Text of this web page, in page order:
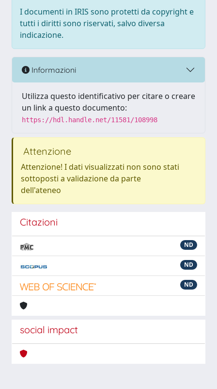
I documenti in IRIS sono protetti da copyright e
tutti i diritti sono riservati, salvo diversa
indicazione.
Informazioni
Utilizza questo identificativo per citare o creare
un link a questo documento:
https://hdl.handle.net/11581/108998
Attenzione
Attenzione! I dati visualizzati non sono stati
sottoposti a validazione da parte
dell'ateneo
Citazioni
ND
ND
ND
social impact